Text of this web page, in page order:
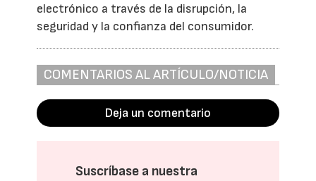
electrónico a través de la disrupción, la
seguridad y la confianza del consumidor.
COMENTARIOS AL ARTÍCULO/NOTICIA
Deja un comentario
Suscríbase a nuestra